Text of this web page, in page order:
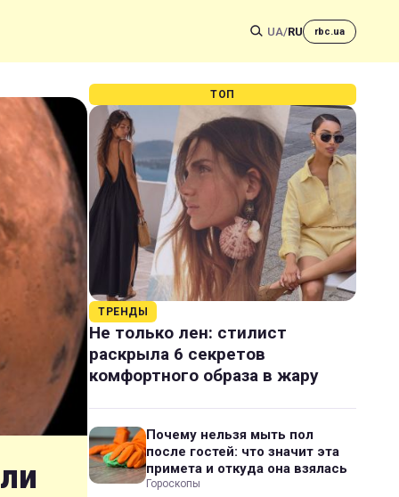
UA/RU rbc.ua
ТОП
ТРЕНДЫ
Не только лен: стилист
раскрыла 6 секретов
комфортного образа в жару
Почему нельзя мыть пол
после гостей: что значит эта
примета и откуда она взялась
Гороскопы